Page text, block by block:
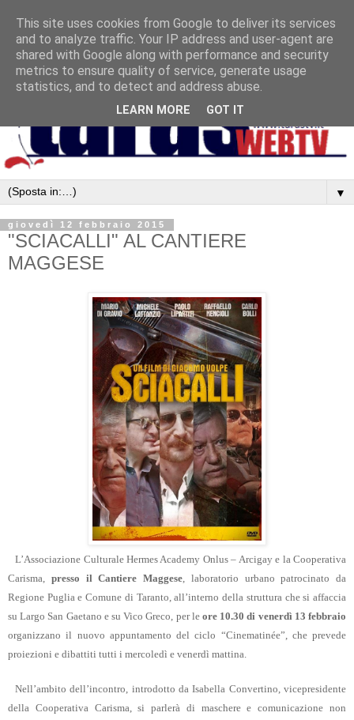
▼
giovedì 12 febbraio 2015
"SCIACALLI" AL CANTIERE
MAGGESE
L’Associazione Culturale Hermes Academy Onlus – Arcigay e la Cooperativa
Carisma, presso il Cantiere Maggese, laboratorio urbano patrocinato da
Regione Puglia e Comune di Taranto, all’interno della struttura che si affaccia
su Largo San Gaetano e su Vico Greco, per leore 10.30 di venerdì 13 febbraio
organizzano il nuovo appuntamento del ciclo “Cinematinée”, che prevede
proiezioni e dibattiti tutti i mercoledì e venerdì mattina.
Nell’ambito dell’incontro, introdotto da Isabella Convertino, vicepresidente
della Cooperativa Carisma, si parlerà di maschere e comunicazione non
This site uses cookies from Google to deliver its services
and to analyze traffic. Your IP address and user-agent are
shared with Google along with performance and security
metrics to ensure quality of service, generate usage
statistics, and to detect and address abuse.
LEARN MORE GOT IT